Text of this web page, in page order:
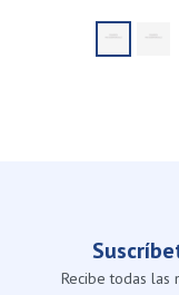
Recibe todas las